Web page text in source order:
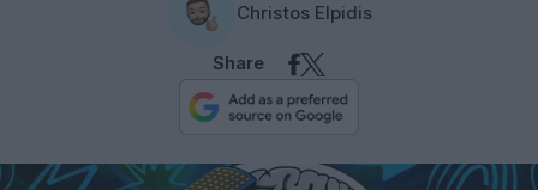
Christos Elpidis
Share